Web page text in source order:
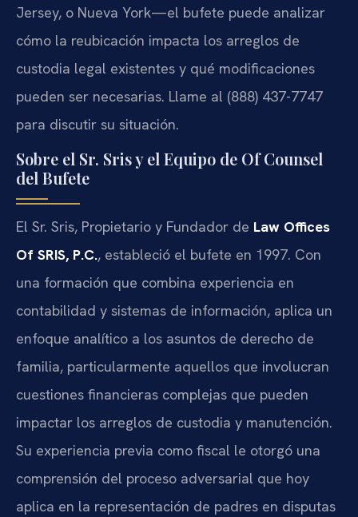
Jersey, o Nueva York—el bufete puede analizar
cómo la reubicación impacta los arreglos de
custodia legal existentes y qué modificaciones
pueden ser necesarias. Llame al (888) 437-7747
para discutir su situación.
Sobre el Sr. Sris y el Equipo de Of Counsel
del Bufete
El Sr. Sris, Propietario y Fundador de Law Offices
Of SRIS, P.C., estableció el bufete en 1997. Con
una formación que combina experiencia en
contabilidad y sistemas de información, aplica un
enfoque analítico a los asuntos de derecho de
familia, particularmente aquellos que involucran
cuestiones financieras complejas que pueden
impactar los arreglos de custodia y manutención.
Su experiencia previa como fiscal le otorgó una
comprensión del proceso adversarial que hoy
aplica en la representación de padres en disputas